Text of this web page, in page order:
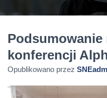
konferencji
Opublikowano przez